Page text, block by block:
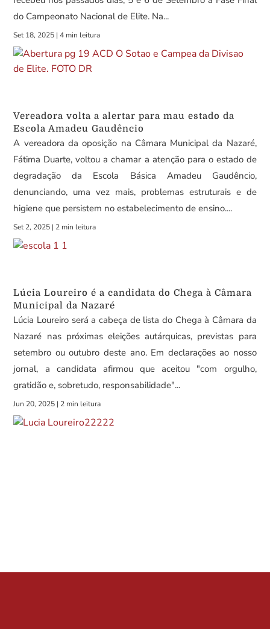
do Campeonato Nacional de Elite. Na...
Set 18, 2025 |4 min leitura
Vereadora volta a alertar para mau estado da
Escola Amadeu Gaudêncio
A vereadora da oposição na Câmara Municipal da Nazaré,
Fátima Duarte, voltou a chamar a atenção para o estado de
degradação da Escola Básica Amadeu Gaudêncio,
denunciando, uma vez mais, problemas estruturais e de
higiene que persistem no estabelecimento de ensino....
Set 2, 2025 | 2 min leitura
Lúcia Loureiro é a candidata do Chega à Câmara
Municipal da Nazaré
Lúcia Loureiro será a cabeça de lista do Chega à Câmara da
Nazaré nas próximas eleições autárquicas, previstas para
setembro ou outubro deste ano. Em declarações ao nosso
jornal, a candidata afirmou que aceitou "com orgulho,
gratidão e, sobretudo, responsabilidade"...
Jun 20, 2025 | 2 min leitura